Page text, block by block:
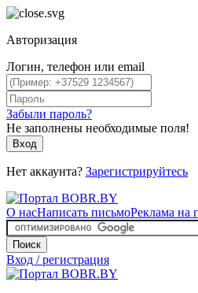
Авторизация
Логин, телефон или email
Забыли пароль?
Не заполнены необходимые поля!
Вход
Нет аккаунта? Зарегистрируйтесь
О насНаписать письмоРеклама на
Поиск
Вход / регистрация